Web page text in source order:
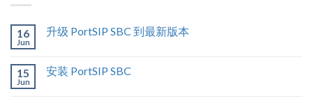
16
Jun
升级 PortSIP SBC 到最新版本
15
Jun
安装 PortSIP SBC